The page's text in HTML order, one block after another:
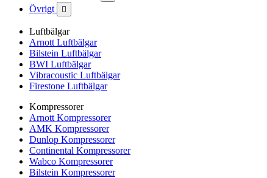
Övrigt 
Luftbälgar
Arnott Luftbälgar
Bilstein Luftbälgar
BWI Luftbälgar
Vibracoustic Luftbälgar
Firestone Luftbälgar
Kompressorer
Arnott Kompressorer
AMK Kompressorer
Dunlop Kompressorer
Continental Kompressorer
Wabco Kompressorer
Bilstein Kompressorer